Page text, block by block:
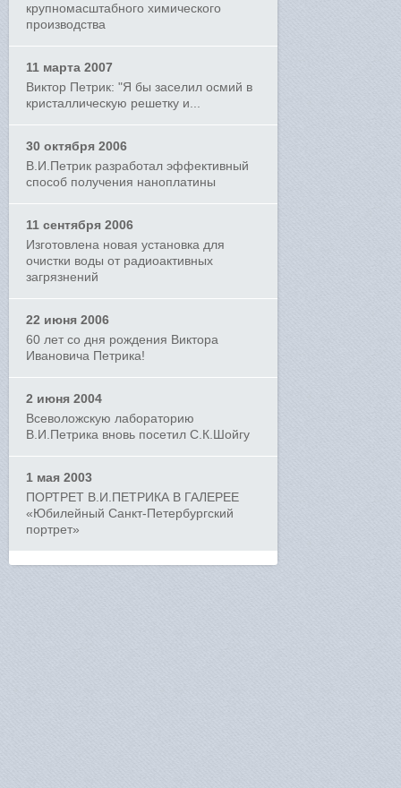
крупномасштабного химического
производства
11 марта 2007
Виктор Петрик: "Я бы заселил осмий в
кристаллическую решетку и...
30 октября 2006
В.И.Петрик разработал эффективный
способ получения наноплатины
11 сентября 2006
Изготовлена новая установка для
очистки воды от радиоактивных
загрязнений
22 июня 2006
60 лет со дня рождения Виктора
Ивановича Петрика!
2 июня 2004
Всеволожскую лабораторию
В.И.Петрика вновь посетил С.К.Шойгу
1 мая 2003
ПОРТРЕТ В.И.ПЕТРИКА В ГАЛЕРЕЕ
«Юбилейный Санкт-Петербургский
портрет»